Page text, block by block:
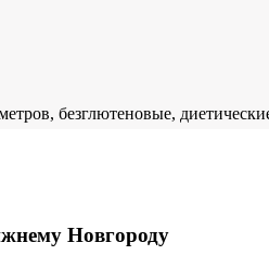
безглютеновые,
Новгороду